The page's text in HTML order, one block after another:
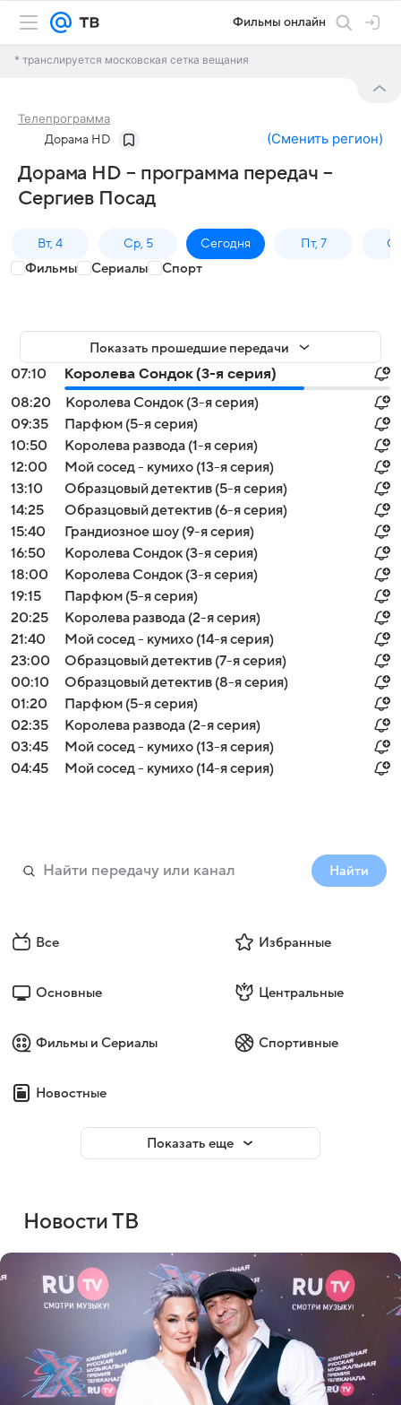
Фильмы онлайн
* транслируется московская сетка вещания
Телепрограмма
Дорама HD (Сменить регион)
Дорама HD – программа передач –
Сергиев Посад
Вт, 4 Ср, 5 Сегодня Пт, 7
Фильмы Сериалы Спорт
Показать прошедшие передачи
07:10
Королева Сондок (3-я серия)
08:20
Королева Сондок (3-я серия)
09:35
Парфюм (5-я серия)
10:50
Королева развода (1-я серия)
12:00
Мой сосед - кумихо (13-я серия)
13:10
Образцовый детектив (5-я серия)
14:25
Образцовый детектив (6-я серия)
15:40
Грандиозное шоу (9-я серия)
16:50
Королева Сондок (3-я серия)
18:00
Королева Сондок (3-я серия)
19:15
Парфюм (5-я серия)
20:25
Королева развода (2-я серия)
21:40
Мой сосед - кумихо (14-я серия)
23:00
Образцовый детектив (7-я серия)
00:10
Образцовый детектив (8-я серия)
01:20
Парфюм (5-я серия)
02:35
Королева развода (2-я серия)
03:45
Мой сосед - кумихо (13-я серия)
04:45
Мой сосед - кумихо (14-я серия)
Найти
Все Избранные
Основные Центральные
Фильмы и Сериалы Спортивные
Новостные
Показать еще
Новости ТВ